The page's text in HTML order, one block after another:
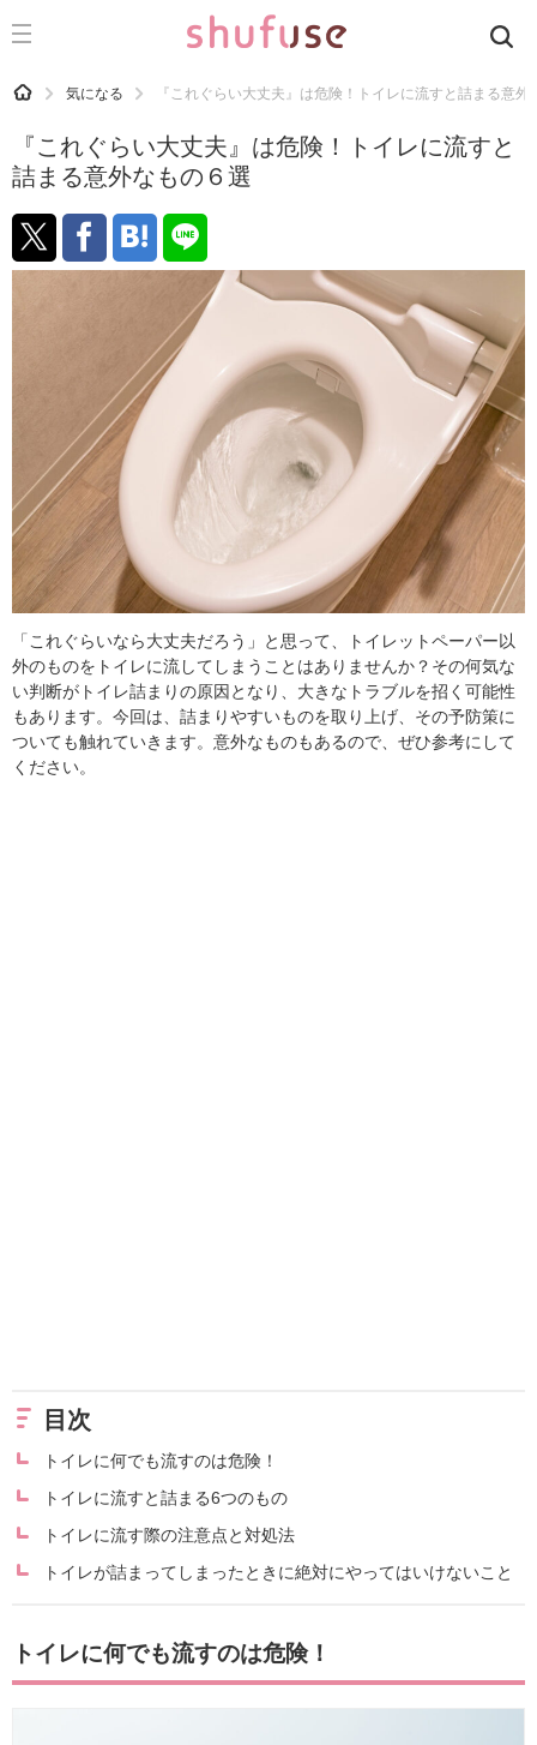
CATEGORY 記事カテゴリ
運気
洗濯
生活の知恵
趣味
食材辞典
おすすめ
HOME 気になる 『これぐらい大丈夫』は危険！トイレに流すと詰まる意外
『これぐらい大丈夫』は危険！トイレに流すと
詰まる意外なもの６選
「これぐらいなら大丈夫だろう」と思って、トイレットペーパー以
外のものをトイレに流してしまうことはありませんか？その何気な
い判断がトイレ詰まりの原因となり、大きなトラブルを招く可能性
もあります。今回は、詰まりやすいものを取り上げ、その予防策に
ついても触れていきます。意外なものもあるので、ぜひ参考にして
ください。
目次
トイレに何でも流すのは危険！
トイレに流すと詰まる6つのもの
トイレに流す際の注意点と対処法
トイレが詰まってしまったときに絶対にやってはいけないこと
トイレに何でも流すのは危険！